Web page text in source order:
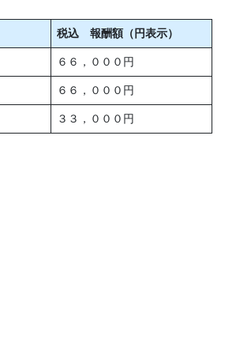
税込 報酬額（円表示）
６６，０００円
６６，０００円
３３，０００円